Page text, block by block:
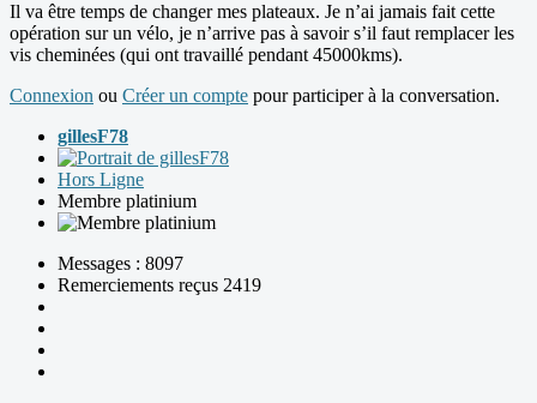
Il va être temps de changer mes plateaux. Je n’ai jamais fait cette
opération sur un vélo, je n’arrive pas à savoir s’il faut remplacer les
vis cheminées (qui ont travaillé pendant 45000kms).
Connexion ou Créer un compte pour participer à la conversation.
gillesF78
Hors Ligne
Membre platinium
Messages : 8097
Remerciements reçus 2419